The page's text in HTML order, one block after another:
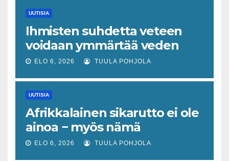
UUTISIA
Ihmisten suhdetta veteen
voidaan ymmärtää veden
tajun käsitteen kautta
ELO 6, 2026 TUULA POHJOLA
UUTISIA
Afrikkalainen sikarutto ei ole
ainoa − myös nämä
virustaudit uhkaavat sekä
ELO 6, 2026 TUULA POHJOLA